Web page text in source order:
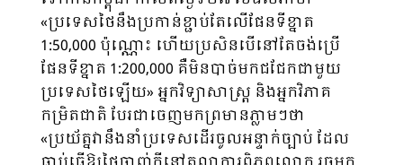
«ប្រទេសថៃនឹងប្រកាន់ខ្ជាប់តែលើផែនទីខ្នាត
1:50,000 ប៉ុណ្ណោះ ហើយប្រសិន​បើ​នៅតែចង់ប្រើ
ផែនទីខ្នាត 1:200,000 គឺមិនបាច់មកជជែកជាមួយ
ប្រទេសថៃឡើយ» អ្នក​វិទ្យា​សាស្ត្រ និងអ្នកវិភាគ
កម្រិតជាតិ បែរជាចេញមកព្រមានភ្លាមៗថា
«ប្រយ័ត្នវានឹងនាំប្រទេស​ដើរ​ចូលអន្ទាក់ច្បាប់ ដែល